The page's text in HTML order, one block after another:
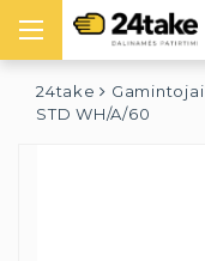
24take Gamintojai
STD WH/A/60